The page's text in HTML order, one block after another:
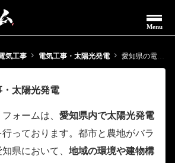
Menu
気工事 電気工事・太陽光発電 愛知県の電気工事・太陽光発電
太陽光発電
ォームは、 愛知県内で太陽光発電
行っております。都市と農地がバラ
県において、 地域の環境や建物構